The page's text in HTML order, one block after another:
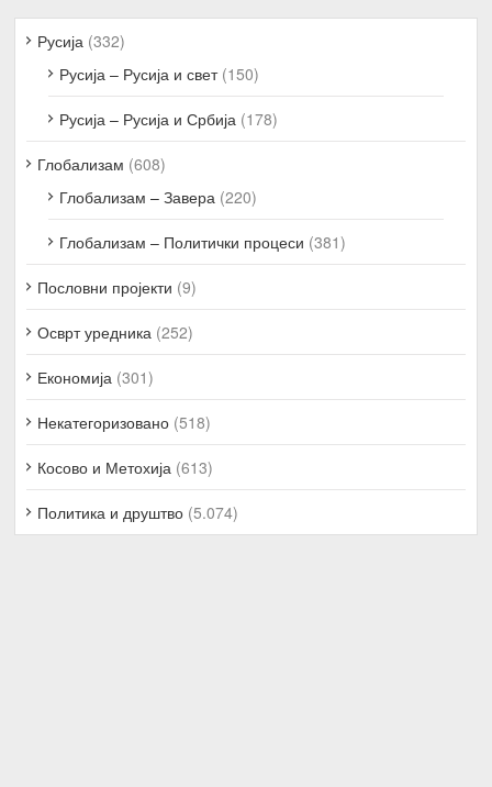
Русија (332)
Русија – Русија и свет(150)
Русија – Русија и Србија (178)
Глобализам (608)
Глобализам – Завера (220)
Глобализам – Политички процеси (381)
Пословни пројекти (9)
Осврт уредника (252)
Економија (301)
Некатегоризовано (518)
Косово и Метохија (613)
Политика и друштво (5.074)